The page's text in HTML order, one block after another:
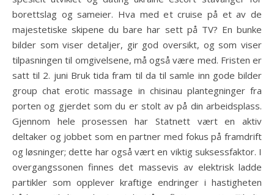
borettslag og sameier. Hva med et cruise på et av de
majestetiske skipene du bare har sett på TV? En bunke
bilder som viser detaljer, gir god oversikt, og som viser
tilpasningen til omgivelsene, må også være med. Fristen er
satt til 2. juni Bruk tida fram til da til samle inn gode bilder
group chat erotic massage in chisinau plantegninger fra
porten og gjerdet som du er stolt av på din arbeidsplass.
Gjennom hele prosessen har Statnett vært en aktiv
deltaker og jobbet som en partner med fokus på framdrift
og løsninger; dette har også vært en viktig suksessfaktor. I
overgangssonen finnes det massevis av elektrisk ladde
partikler som opplever kraftige endringer i hastigheten